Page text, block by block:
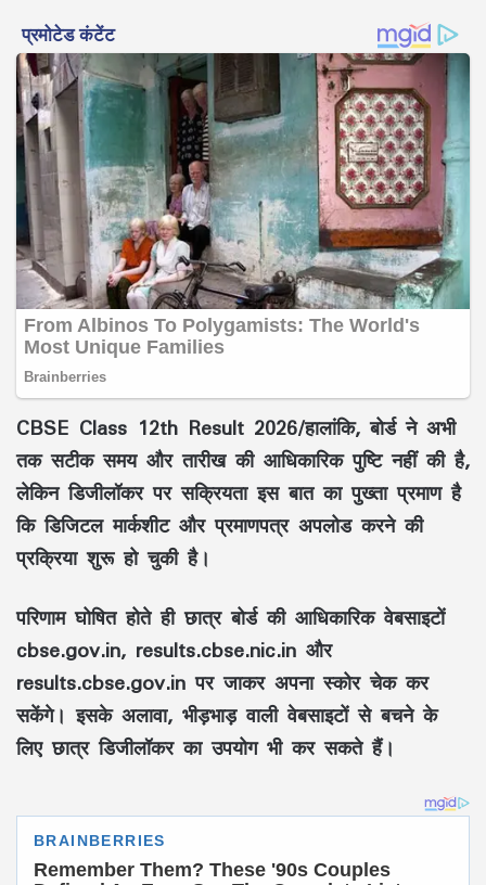
CBSE Class 12th Result 2026/हालांकि, बोर्ड ने अभी
तक सटीक समय और तारीख की आधिकारिक पुष्टि नहीं की है,
लेकिन डिजीलॉकर पर सक्रियता इस बात का पुख्ता प्रमाण है
कि डिजिटल मार्कशीट और प्रमाणपत्र अपलोड करने की
प्रक्रिया शुरू हो चुकी है।
परिणाम घोषित होते ही छात्र बोर्ड की आधिकारिक वेबसाइटों
cbse.gov.in, results.cbse.nic.in और
results.cbse.gov.in पर जाकर अपना स्कोर चेक कर
सकेंगे। इसके अलावा, भीड़भाड़ वाली वेबसाइटों से बचने के
लिए छात्र डिजीलॉकर का उपयोग भी कर सकते हैं।